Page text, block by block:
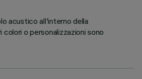
acustico all'interno della
o personalizzazioni sono